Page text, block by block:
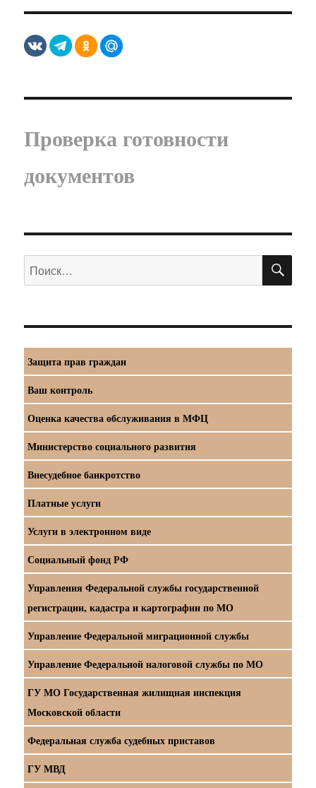
Проверка готовности
документов
Искать:
Защита прав граждан
Ваш контроль
Оценка качества обслуживания в МФЦ
Министерство социального развития
Внесудебное банкротство
Платные услуги
Услуги в электронном виде
Социальный фонд РФ
Управления Федеральной службы государственной
регистрации, кадастра и картографии по МО
Управление Федеральной миграционной службы
Управление Федеральной налоговой службы по МО
ГУ МО Государственная жилищная инспекция
Московской области
Федеральная служба судебных приставов
ГУ МВД